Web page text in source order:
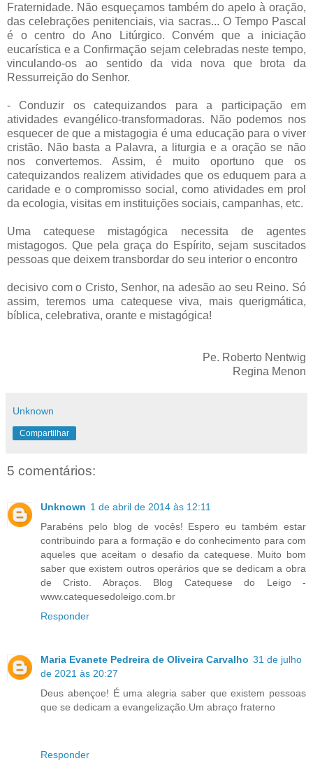
Fraternidade. Não esqueçamos também do apelo à oração,
das celebrações penitenciais, via sacras... O Tempo Pascal
é o centro do Ano Litúrgico. Convém que a iniciação
eucarística e a Confirmação sejam celebradas neste tempo,
vinculando-os ao sentido da vida nova que brota da
Ressurreição do Senhor.
- Conduzir os catequizandos para a participação em
atividades evangélico-transformadoras. Não podemos nos
esquecer de que a mistagogia é uma educação para o viver
cristão. Não basta a Palavra, a liturgia e a oração se não
nos convertemos. Assim, é muito oportuno que os
catequizandos realizem atividades que os eduquem para a
caridade e o compromisso social, como atividades em prol
da ecologia, visitas em instituições sociais, campanhas, etc.
Uma catequese mistagógica necessita de agentes
mistagogos. Que pela graça do Espírito, sejam suscitados
pessoas que deixem transbordar do seu interior o encontro
decisivo com o Cristo, Senhor, na adesão ao seu Reino. Só
assim, teremos uma catequese viva, mais querigmática,
bíblica, celebrativa, orante e mistagógica!
Pe. Roberto Nentwig
Regina Menon
Unknown
Compartilhar
5 comentários:
Unknown 1 de abril de 2014 às 12:11
Parabéns pelo blog de vocês! Espero eu também estar
contribuindo para a formação e do conhecimento para com
aqueles que aceitam o desafio da catequese. Muito bom
saber que existem outros operários que se dedicam a obra
de Cristo. Abraços. Blog Catequese do Leigo -
www.catequesedoleigo.com.br
Responder
Maria Evanete Pedreira de Oliveira Carvalho 31 de julho
de 2021 às 20:27
Deus abençoe! É uma alegria saber que existem pessoas
que se dedicam a evangelização.Um abraço fraterno
Responder